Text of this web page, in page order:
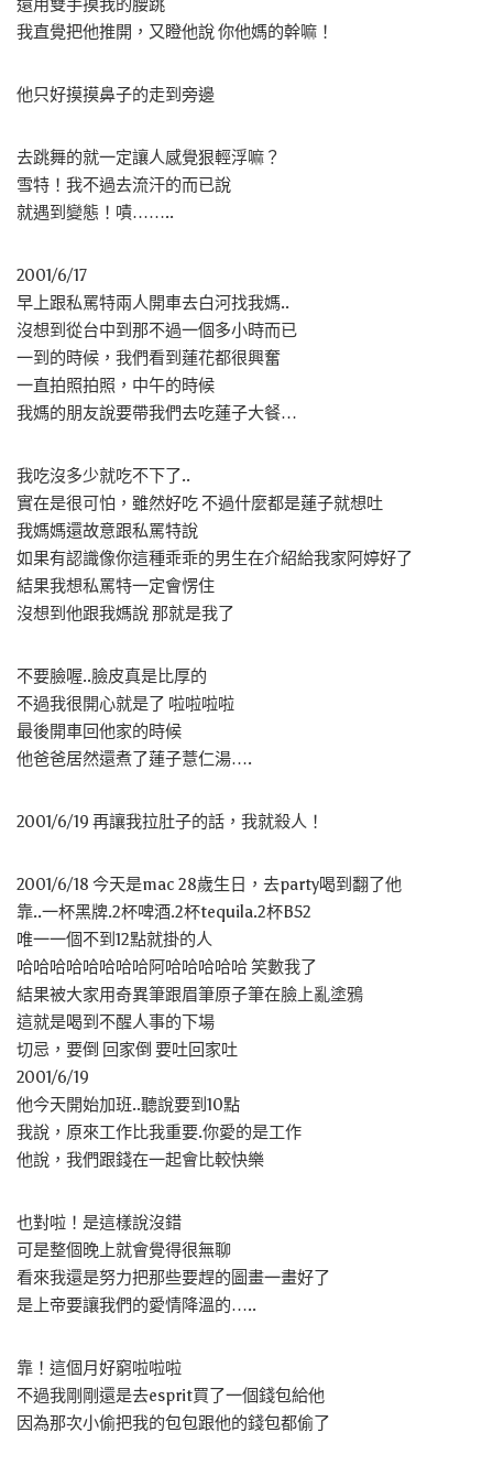
我直覺把他推開，又瞪他說 你他媽的幹嘛！
他只好摸摸鼻子的走到旁邊
去跳舞的就一定讓人感覺狠輕浮嘛？
雪特！我不過去流汗的而已說
就遇到變態！嘖……..
2001/6/17
早上跟私罵特兩人開車去白河找我媽..
沒想到從台中到那不過一個多小時而已
一到的時候，我們看到蓮花都很興奮
一直拍照拍照，中午的時候
我媽的朋友說要帶我們去吃蓮子大餐…
我吃沒多少就吃不下了..
實在是很可怕，雖然好吃 不過什麼都是蓮子就想吐
我媽媽還故意跟私罵特說
如果有認識像你這種乖乖的男生在介紹給我家阿婷好了
結果我想私罵特一定會愣住
沒想到他跟我媽說 那就是我了
不要臉喔..臉皮真是比厚的
不過我很開心就是了 啦啦啦啦
最後開車回他家的時候
他爸爸居然還煮了蓮子薏仁湯….
2001/6/19 再讓我拉肚子的話，我就殺人！
2001/6/18 今天是mac 28歲生日，去party喝到翻了他
靠..一杯黑牌.2杯啤酒.2杯tequila.2杯B52
唯一一個不到12點就掛的人
哈哈哈哈哈哈哈哈阿哈哈哈哈哈 笑數我了
結果被大家用奇異筆跟眉筆原子筆在臉上亂塗鴉
這就是喝到不醒人事的下場
切忌，要倒 回家倒 要吐回家吐
2001/6/19
他今天開始加班..聽說要到10點
我說，原來工作比我重要.你愛的是工作
他說，我們跟錢在一起會比較快樂
也對啦！是這樣說沒錯
可是整個晚上就會覺得很無聊
看來我還是努力把那些要趕的圖畫一畫好了
是上帝要讓我們的愛情降溫的…..
靠！這個月好窮啦啦啦
不過我剛剛還是去esprit買了一個錢包給他
因為那次小偷把我的包包跟他的錢包都偷了